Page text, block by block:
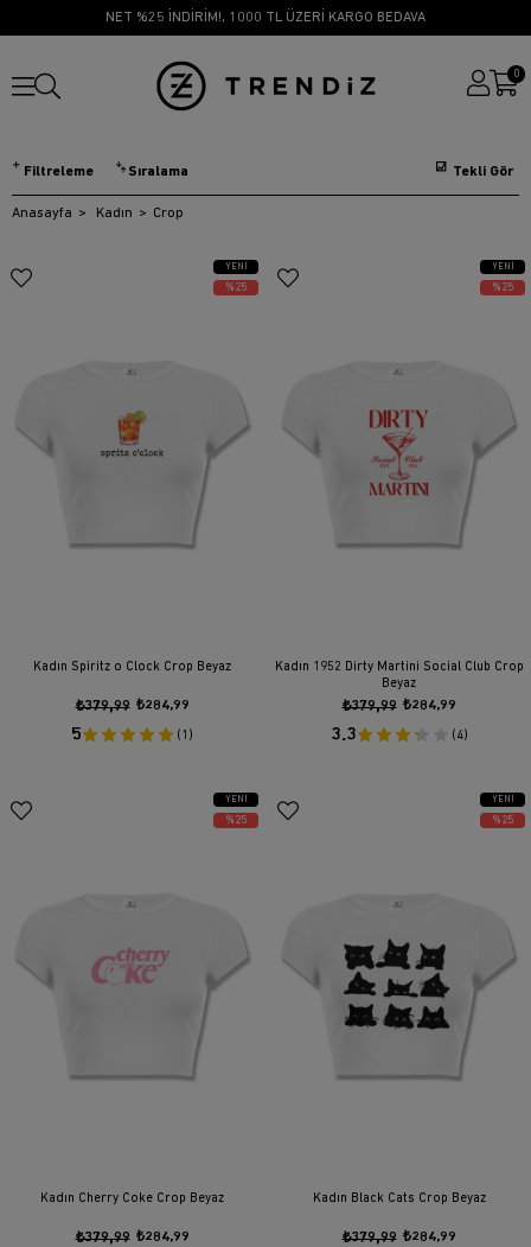
NET %25 İNDİRİM!, 1000 TL ÜZERİ KARGO BEDAVA
0
Anasayfa Kadın Crop
Filtreleme Sıralama
Kadın Spiritz o Clock Crop Beyaz
₺284,99
₺379,99
5 (1)
YENI
ÜRÜN
%25
Kadın 1952 Dirty Martini Social Club Crop
Beyaz
₺284,99
₺379,99
3.3 (4)
YENI
ÜRÜN
%25
Kadın Cherry Coke Crop Beyaz
₺284,99
₺379,99
YENI
ÜRÜN
%25
Kadın Black Cats Crop Beyaz
₺284,99
₺379,99
YENI
ÜRÜN
%25